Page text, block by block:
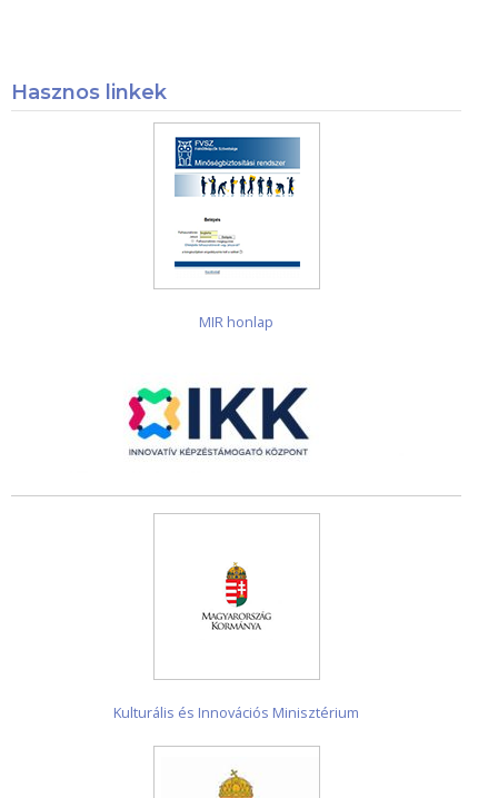
Hasznos linkek
MIR honlap
Kulturális és Innovációs Minisztérium